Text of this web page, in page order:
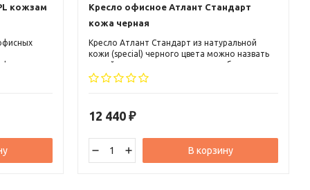
кожзам
Кресло офисное Атлант Стандарт
кожа черная
Кресло Атлант Стандарт из натуральной
кожи (special) черного цвета можно назвать
одной из самых передовых разработок в
области дизайна и эргономики
скругленные пластиковые подлокотники.
12 440 ₽
В корзину